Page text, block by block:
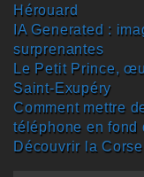
Hérouard
IA Generated : images de Noël originales et
surprenantes
Le Petit Prince, œuvre universelle d’Antoine de
Saint-Exupéry
Comment mettre des animes et des mangas sur votre
téléphone en fond
Découvrir la